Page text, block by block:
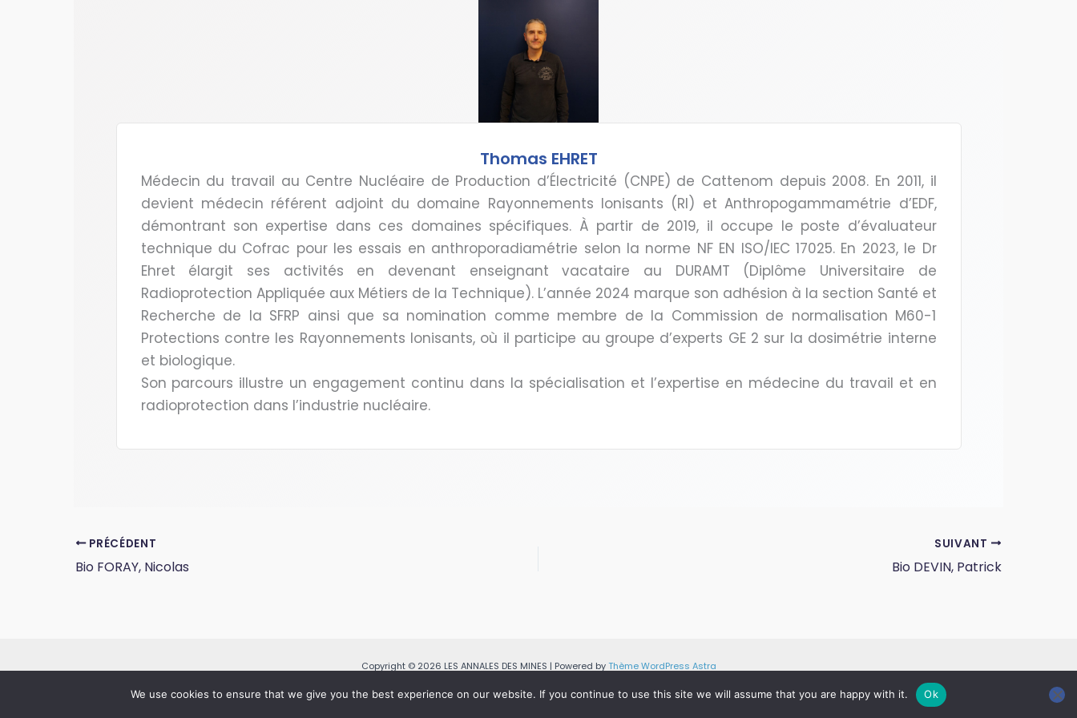
Thomas EHRET
Médecin du travail au Centre Nucléaire de Production d’Électricité (CNPE) de Cattenom depuis 2008. En 2011, il
devient médecin référent adjoint du domaine Rayonnements Ionisants (RI) et Anthropogammamétrie d’EDF,
démontrant son expertise dans ces domaines spécifiques. À partir de 2019, il occupe le poste d’évaluateur
technique du Cofrac pour les essais en anthroporadiamétrie selon la norme NF EN ISO/IEC 17025. En 2023, le Dr
Ehret élargit ses activités en devenant enseignant vacataire au DURAMT (Diplôme Universitaire de
Radioprotection Appliquée aux Métiers de la Technique). L’année 2024 marque son adhésion à la section Santé et
Recherche de la SFRP ainsi que sa nomination comme membre de la Commission de normalisation M60-1
Protections contre les Rayonnements Ionisants, où il participe au groupe d’experts GE 2 sur la dosimétrie interne
et biologique.
Son parcours illustre un engagement continu dans la spécialisation et l’expertise en médecine du travail et en
radioprotection dans l’industrie nucléaire.
PRÉCÉDENT
Bio FORAY, Nicolas
SUIVANT
Bio DEVIN, Patrick
Copyright © 2026 LES ANNALES DES MINES | Powered byThème WordPress Astra
We use cookies to ensure that we give you the best experience on our website. If you continue to use this site we will assume that you are happy with it. Ok